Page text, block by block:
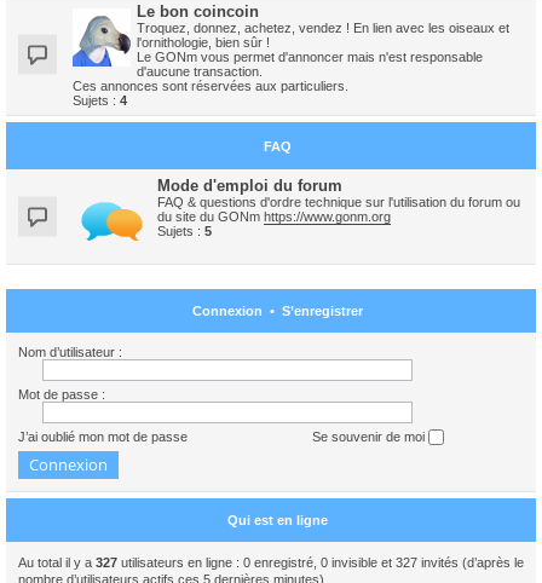
Le bon coincoin
Troquez, donnez, achetez, vendez ! En lien avec les oiseaux et
l'ornithologie, bien sûr !
Le GONm vous permet d'annoncer mais n'est responsable
d'aucune transaction.
Ces annonces sont réservées aux particuliers.
Sujets : 4
FAQ
Mode d'emploi du forum
FAQ & questions d'ordre technique sur l'utilisation du forum ou
du site du GONm https://www.gonm.org
Sujets : 5
Connexion • S’enregistrer
Nom d’utilisateur :
Mot de passe :
J’ai oublié mon mot de passe Se souvenir de moi
Qui est en ligne
Au total il y a 327 utilisateurs en ligne : 0 enregistré, 0 invisible et 327 invités (d’après le
nombre d’utilisateurs actifs ces 5 dernières minutes)